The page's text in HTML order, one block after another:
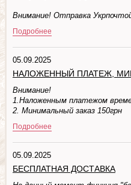
Внимание! Отправка
Подробнее
05.09.2025
НАЛОЖЕННЫЙ ПЛАТЕЖ,
Внимание!
1.Наложенным платежом
2. Минимальный заказ 150грн
Подробнее
05.09.2025
БЕСПЛАТНАЯ ДОСТАВКА